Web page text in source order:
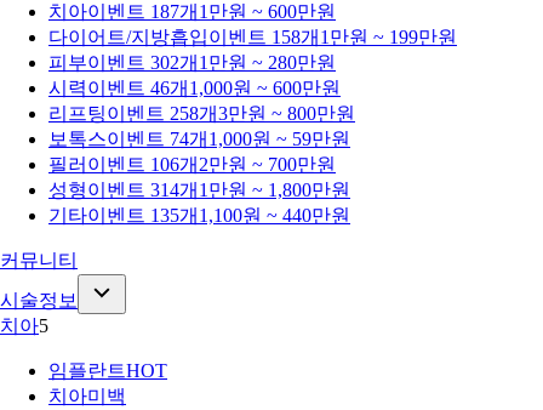
치아이벤트 187개 1만원 ~ 600만원
다이어트/지방흡입이벤트 158개 1만원 ~ 199만원
피부이벤트 302개 1만원 ~ 280만원
시력이벤트 46개 1,000원 ~ 600만원
리프팅이벤트 258개3만원 ~ 800만원
보톡스이벤트 74개 1,000원 ~ 59만원
필러 이벤트 106개 2만원 ~ 700만원
성형이벤트 314개 1만원 ~ 1,800만원
기타이벤트 135개 1,100원 ~ 440만원
커뮤니티
시술정보
치아5
임플란트HOT
치아미백